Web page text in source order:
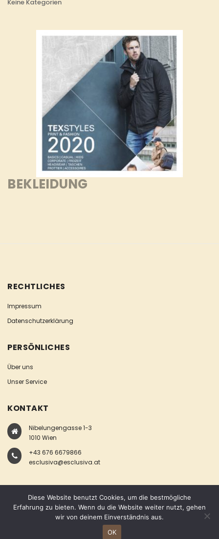
Keine Kategorien
BEKLEIDUNG
RECHTLICHES
Impressum
Datenschutzerklärung
PERSÖNLICHES
Über uns
Unser Service
KONTAKT
Nibelungengasse 1-3
1010 Wien
+43 676 6679866
esclusiva@esclusiva.at
COPYRIGHT © ESCLUSIVA
Diese Website benutzt Cookies, um die bestmögliche
Erfahrung zu bieten. Wenn du die Website weiter nutzt, gehen
wir von deinem Einverständnis aus.
OK